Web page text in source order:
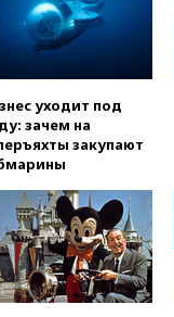
уходит под
зачем на
закупают